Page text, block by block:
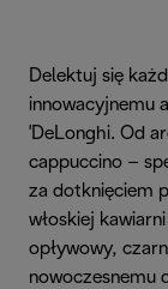
Delektuj się
innowacyjnemu
'DeLonghi. Od
cappuccino –
za dotknięciem
włoskiej
opływowy,
nowoczesnemu